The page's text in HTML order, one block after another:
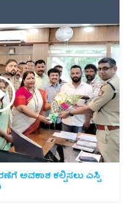
ಅವಕಾಶ ಕಲ್ಪಿಸಲು ಎಸ್ಪಿ